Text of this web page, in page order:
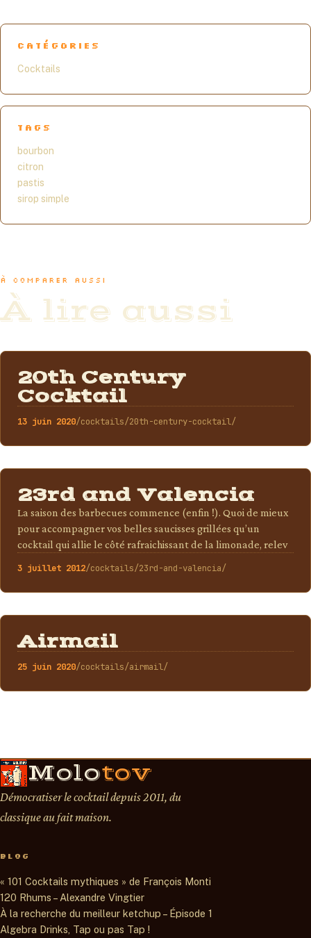
CATÉGORIES
Cocktails
TAGS
bourbon
citron
pastis
sirop simple
À COMPARER AUSSI
À lire aussi
COCKTAILS
20th Century
Cocktail
13 juin 2020/cocktails/20th-century-cocktail/
COCKTAILS
23rd and Valencia
La saison des barbecues commence (enfin !). Quoi de mieux
pour accompagner vos belles saucisses grillées qu’un
cocktail qui allie le côté rafraichissant de la limonade, relev
3 juillet 2012/cocktails/23rd-and-valencia/
COCKTAILS
Airmail
25 juin 2020/cocktails/airmail/
Molotov
Démocratiser le cocktail depuis 2011, du
classique au fait maison.
BLOG
« 101 Cocktails mythiques » de François Monti
120 Rhums – Alexandre Vingtier
À la recherche du meilleur ketchup – Épisode 1
Algebra Drinks, Tap ou pas Tap !